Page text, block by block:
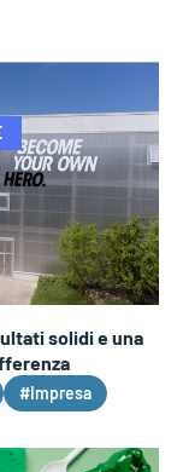
solidi e una
#Impresa